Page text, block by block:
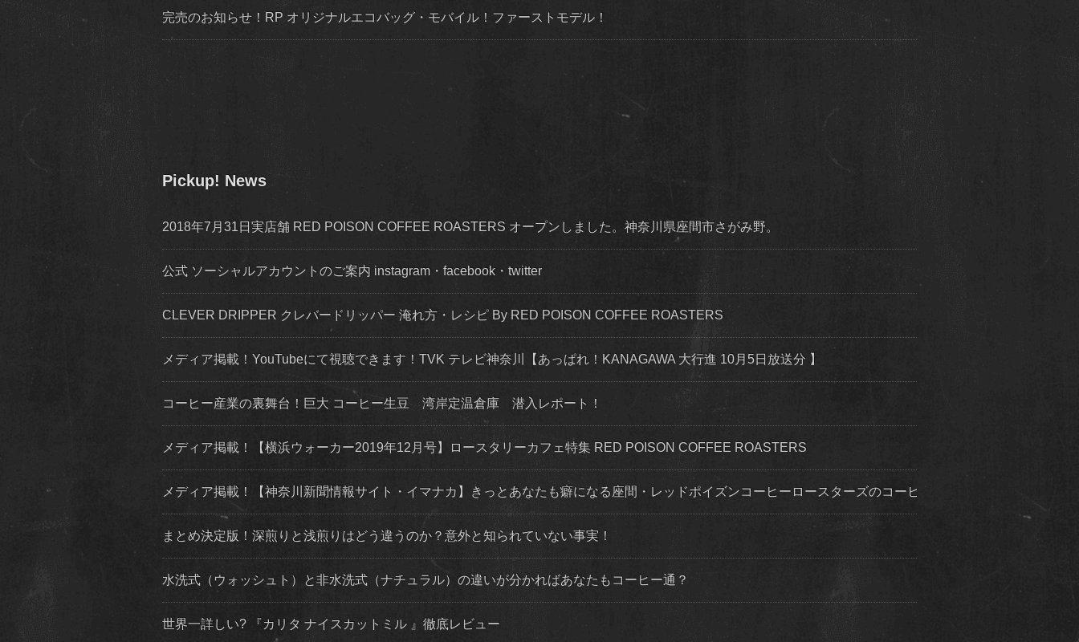
完売のお知らせ！RP オリジナルエコバッグ・モバイル！ファーストモデル！
Pickup! News
2018年7月31日実店舗 RED POISON COFFEE ROASTERS オープンしました。神奈川県座間市さがみ野。
公式 ソーシャルアカウントのご案内 instagram・facebook・twitter
CLEVER DRIPPER クレバードリッパー 淹れ方・レシピ By RED POISON COFFEE ROASTERS
メディア掲載！YouTubeにて視聴できます！TVK テレビ神奈川【あっぱれ！KANAGAWA 大行進 10月5日放送分 】
コーヒー産業の裏舞台！巨大 コーヒー生豆 湾岸定温倉庫 潜入レポート！
メディア掲載！【横浜ウォーカー2019年12月号】ロースタリーカフェ特集 RED POISON COFFEE ROASTERS
メディア掲載！【神奈川新聞情報サイト・イマナカ】きっとあなたも癖になる座間・レッドポイズンコーヒーロースターズのコーヒー
まとめ決定版！深煎りと浅煎りはどう違うのか？意外と知られていない事実！
水洗式（ウォッシュト）と非水洗式（ナチュラル）の違いが分かればあなたもコーヒー通？
世界一詳しい? 『カリタ ナイスカットミル 』徹底レビュー